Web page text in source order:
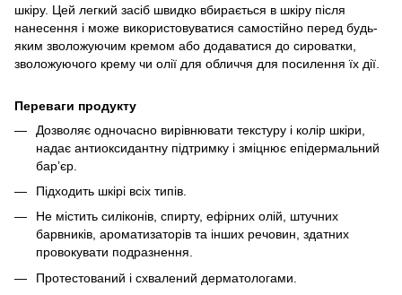
шкіру. Цей легкий засіб швидко вбирається в шкіру після
нанесення і може використовуватися самостійно перед будь-
яким зволожуючим кремом або додаватися до сироватки,
зволожуючого крему чи олії для обличчя для посилення їх дії.
Переваги продукту
Дозволяє одночасно вирівнювати текстуру і колір шкіри,
надає антиоксидантну підтримку і зміцнює епідермальний
бар’єр.
Підходить шкірі всіх типів.
Не містить силіконів, спирту, ефірних олій, штучних
барвників, ароматизаторів та інших речовин, здатних
провокувати подразнення.
Протестований і схвалений дерматологами.